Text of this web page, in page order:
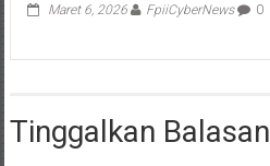
Maret 6, 2026 FpiiCyberNews 0
Tinggalkan Balasan